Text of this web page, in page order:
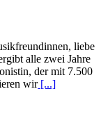
liebe
alle zwei Jahre
der mit 7.500
wir[...]